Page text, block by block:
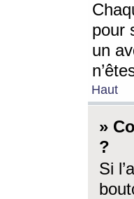
pour
un
Haut
»
?
Si